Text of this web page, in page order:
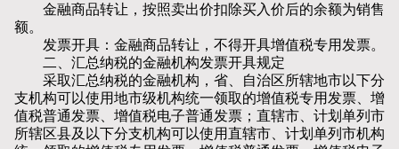
金融商品转让，按照卖出价扣除买入价后的余额为销售
额。
发票开具：金融商品转让，不得开具增值税专用发票。
二、汇总纳税的金融机构发票开具规定
采取汇总纳税的金融机构，省、自治区所辖地市以下分
支机构可以使用地市级机构统一领取的增值税专用发票、增
值税普通发票、增值税电子普通发票；直辖市、计划单列市
所辖区县及以下分支机构可以使用直辖市、计划单列市机构